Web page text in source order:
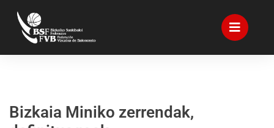
Bizkaia Miniko zerrendak,